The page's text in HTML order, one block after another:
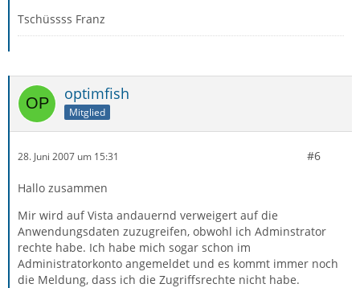
Tschüssss Franz
optimfish
Mitglied
28. Juni 2007 um 15:31 #6
Hallo zusammen
Mir wird auf Vista andauernd verweigert auf die
Anwendungsdaten zuzugreifen, obwohl ich Adminstrator
rechte habe. Ich habe mich sogar schon im
Administratorkonto angemeldet und es kommt immer noch
die Meldung, dass ich die Zugriffsrechte nicht habe.